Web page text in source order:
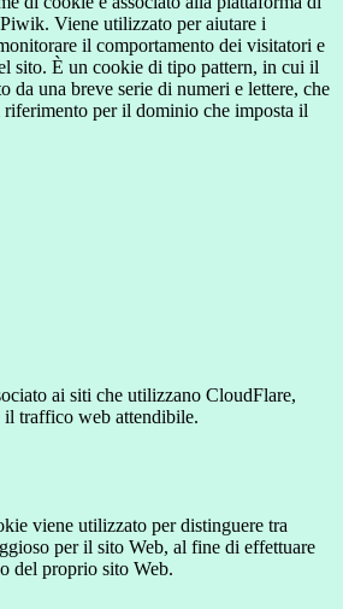
Viene utilizzato per aiutare i
il comportamento dei visitatori e
sito. È un cookie di tipo pattern, in cui il
da una breve serie di numeri e lettere, che
per il dominio che imposta il
ai siti che utilizzano CloudFlare,
traffico web attendibile.
viene utilizzato per distinguere tra
per il sito Web, al fine di effettuare
del proprio sito Web.